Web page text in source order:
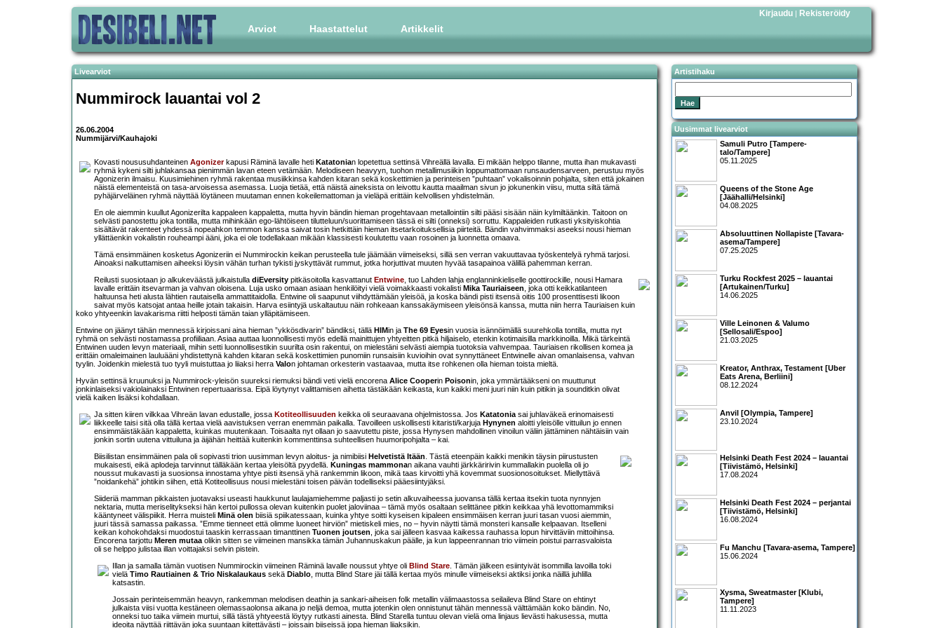
Arviot Haastattelut Artikkelit
Kirjaudu | Rekisteröidy
Livearviot
Nummirock lauantai vol 2
26.06.2004
Nummijärvi/Kauhajoki
Kovasti noususuhdanteinen Agonizerkapusi Räminä lavalle heti Katatonian lopetettua settinsä Vihreällä lavalla. Ei mikään helppo tilanne, mutta ihan mukavasti
ryhmä kykeni silti juhlakansaa pienimmän lavan eteen vetämään. Melodiseen heavyyn, tuohon metallimusiikin loppumattomaan runsaudensarveen, perustuu myös
Agonizerin ilmaisu. Kuusimiehinen ryhmä rakentaa musiikkinsa kahden kitaran sekä koskettimien ja perinteisen ”puhtaan” vokalisoinnin pohjalta, siten että jokainen
näistä elementeistä on tasa-arvoisessa asemassa. Luoja tietää, että näistä aineksista on leivottu kautta maailman sivun jo jokunenkin viisu, mutta siltä tämä
pyhäjärveläinen ryhmä näyttää löytäneen muutaman ennen kokeilemattoman ja vieläpä erittäin kelvollisen yhdistelmän.
En ole aiemmin kuullut Agonizerilta kappaleen kappaletta, mutta hyvin bändin hieman progehtavaan metallointiin silti pääsi sisään näin kylmiltäänkin. Taitoon on
selvästi panostettu joka tontilla, mutta mihinkään ego-lähtöiseen tilutteluun/suorittamiseen tässä ei silti (onneksi) sorruttu. Kappaleiden rutkasti yksityiskohtia
sisältävät rakenteet yhdessä nopeahkon temmon kanssa saivat tosin hetkittäin hieman itsetarkoituksellisia piirteitä. Bändin vahvimmaksi aseeksi nousi hieman
yllättäenkin vokalistin rouheampi ääni, joka ei ole todellakaan mikään klassisesti koulutettu vaan rosoinen ja luonnetta omaava.
Tämä ensimmäinen kosketus Agonizeriin ei Nummirockin keikan perusteella tule jäämään viimeiseksi, sillä sen verran vakuuttavaa työskentelyä ryhmä tarjosi.
Ainoaksi nalkuttamisen aiheeksi löysin vähän turhan tykisti jyskyttävät rummut, jotka horjuttivat muuten hyvää tasapainoa välillä pahemman kerran.
Reilusti suosiotaan jo alkukeväästä julkaistulla diEversity pitkäsoitolla kasvattanut Entwine, tuo Lahden lahja englanninkieliselle goottirockille, nousi Hamara
lavalle erittäin itsevarman ja vahvan oloisena. Luja usko omaan asiaan henkilöityi vielä voimakkaasti vokalisti Mika Tauriaiseen, joka otti keikkatilanteen
haltuunsa heti alusta lähtien rautaisella ammattitaidolla. Entwine oli saapunut viihdyttämään yleisöä, ja koska bändi pisti itsensä oitis 100 prosenttisesti likoon
saivat myös katsojat antaa heille jotain takaisin. Harva esiintyjä uskaltautuu näin rohkeaan kanssakäymiseen yleisönsä kanssa, mutta niin herra Tauriaisen kuin
koko yhtyeenkin lavakarisma riitti helposti tämän taian ylläpitämiseen.
Entwine on jäänyt tähän mennessä kirjoissani aina hieman ”ykkösdivarin” bändiksi, tällä HIMin ja The 69 Eyesin vuosia isännöimällä suurehkolla tontilla, mutta nyt
ryhmä on selvästi nostamassa profiiliaan. Asiaa auttaa luonnollisesti myös edellä mainittujen yhtyeitten pitkä hiljaiselo, etenkin kotimaisilla markkinoilla. Mikä tärkeintä
Entwinen uuden levyn materiaali, mihin setti luonnollisestikin suurilta osin rakentui, on mielestäni selvästi aiempia tuotoksia vahvempaa. Tauriaisen rikollisen komea ja
erittäin omaleimainen lauluääni yhdistettynä kahden kitaran sekä koskettimien punomiin runsaisiin kuvioihin ovat synnyttäneet Entwinelle aivan omanlaisensa, vahvan
tyylin. Joidenkin mielestä tuo tyyli muistuttaa jo liiaksi herra Valon johtaman orkesterin vastaavaa, mutta itse rohkenen olla hieman toista mieltä.
Hyvän settinsä kruunuksi ja Nummirock-yleisön suureksi riemuksi bändi veti vielä encorena Alice Cooperin Poisonin, joka ymmärtääkseni on muuttunut
jonkinlaiseksi vakiolainaksi Entwinen repertuaarissa. Eipä löytynyt valittamisen aihetta tästäkään keikasta, kun kaikki meni juuri niin kuin pitikin ja sounditkin olivat
vielä kaiken lisäksi kohdallaan.
Ja sitten kiiren vilkkaa Vihreän lavan edustalle, jossa Kotiteollisuuden keikka oli seuraavana ohjelmistossa. Jos Katatoniasai juhlaväkeä erinomaisesti
liikkeelle taisi sitä olla tällä kertaa vielä aavistuksen verran enemmän paikalla. Tavoilleen uskollisesti kitaristi/karjuja Hynynen aloitti yleisölle vittuilun jo ennen
ensimmäistäkään kappaletta, kuinkas muutenkaan. Toisaalta nyt ollaan jo saavutettu piste, jossa Hynysen mahdollinen vinoilun väliin jättäminen nähtäisiin vain
jonkin sortin uutena vittuiluna ja äijähän heittää kuitenkin kommenttinsa suhteellisen huumoripohjalta – kai.
Biisilistan ensimmäinen pala oli sopivasti trion uusimman levyn aloitus- ja nimibiisi Helvetistä Itään. Tästä eteenpäin kaikki menikin täysin piirustusten
mukaisesti, eikä aplodeja tarvinnut tälläkään kertaa yleisöltä pyydellä. Kuningas mammonan aikana vauhti järkkäririvin kummallakin puolella oli jo
noussut mukavasti ja suosionsa innostama yhtye pisti itsensä yhä rankemmin likoon, mikä taas kirvoitti yhä kovemmat suosionosoitukset. Miellyttävä
”noidankehä” johtikin siihen, että Kotiteollisuus nousi mielestäni toisen päivän todelliseksi pääesiintyjäksi.
Siideriä mamman pikkaisten juotavaksi useasti haukkunut laulajamiehemme paljasti jo setin alkuvaiheessa juovansa tällä kertaa itsekin tuota nynnyjen
nektaria, mutta meriselitykseksi hän kertoi pullossa olevan kuitenkin puolet jaloviinaa – tämä myös osaltaan selittänee pitkin keikkaa yhä levottomammiksi
kääntyneet välispiikit. Herra muisteli Minä olen biisiä spiikatessaan, kuinka yhtye soitti kyseisen kipaleen ensimmäisen kerran juuri tasan vuosi aiemmin,
juuri tässä samassa paikassa. ”Emme tienneet että olimme luoneet hirviön” mietiskeli mies, no – hyvin näytti tämä monsteri kansalle kelpaavan. Itselleni
keikan kohokohdaksi muodostui taaskin kerrassaan timanttinen Tuonen joutsen, joka sai jälleen kasvaa kaikessa rauhassa lopun hirvittäviin mittoihinsa.
Encorena tarjottu Meren mutaaolikin sitten se viimeinen mansikka tämän Juhannuskakun päälle, ja kun lappeenrannan trio viimein poistui parrasvaloista
oli se helppo julistaa illan voittajaksi selvin pistein.
Illan ja samalla tämän vuotisen Nummirockin viimeinen Räminä lavalle noussut yhtye oli Blind Stare. Tämän jälkeen esiintyivät isommilla lavoilla toki
vielä Timo Rautiainen & Trio Niskalaukaus sekä Diablo, mutta Blind Stare jäi tällä kertaa myös minulle viimeiseksi aktiksi jonka näillä juhlilla
katsastin.
Jossain perinteisemmän heavyn, rankemman melodisen deathin ja sankari-aiheisen folk metallin välimaastossa seilaileva Blind Stare on ehtinyt
julkaista viisi vuotta kestäneen olemassaolonsa aikana jo neljä demoa, mutta jotenkin olen onnistunut tähän mennessä välttämään koko bändin. No,
onneksi tuo taika viimein murtui, sillä tästä yhtyeestä löytyy rutkasti ainesta. Blind Starella tuntuu olevan vielä oma linjaus lievästi hakusessa, mutta
ideoita näyttää riittävän joka suuntaan kiitettävästi – joissain biiseissä jopa hieman liiaksikin.
Artistihaku
Uusimmat livearviot
Samuli Putro [Tampere-
talo/Tampere]
05.11.2025
Queens of the Stone Age
[Jäähalli/Helsinki]
04.08.2025
Absoluuttinen Nollapiste [Tavara-
asema/Tampere]
07.25.2025
Turku Rockfest 2025 – lauantai
[Artukainen/Turku]
14.06.2025
Ville Leinonen & Valumo
[Sellosali/Espoo]
21.03.2025
Kreator, Anthrax, Testament [Uber
Eats Arena, Berliini]
08.12.2024
Anvil [Olympia, Tampere]
23.10.2024
Helsinki Death Fest 2024 – lauantai
[Tiivistämö, Helsinki]
17.08.2024
Helsinki Death Fest 2024 – perjantai
[Tiivistämö, Helsinki]
16.08.2024
Fu Manchu [Tavara-asema, Tampere]
15.06.2024
Xysma, Sweatmaster [Klubi,
Tampere]
11.11.2023